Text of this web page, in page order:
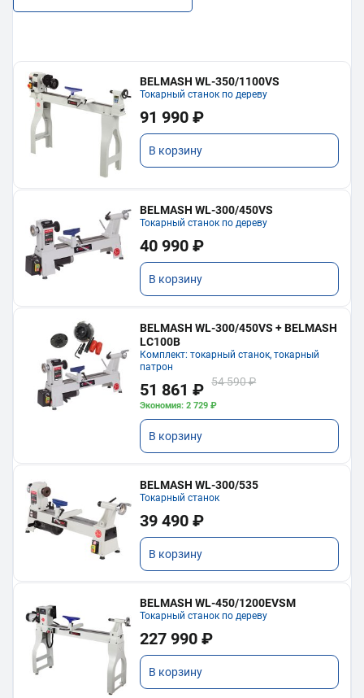
BELMASH WL-350/1100VS
Токарный станок по дереву
91 990 ₽
В корзину
BELMASH WL-300/450VS
Токарный станок по дереву
40 990 ₽
В корзину
BELMASH WL-300/450VS + BELMASH
LC100B
Комплект: токарный станок, токарный
патрон
51 861 ₽ 54 590 ₽
Экономия: 2 729 ₽
В корзину
BELMASH WL-300/535
Токарный станок
39 490 ₽
В корзину
BELMASH WL-450/1200EVSM
Токарный станок по дереву
227 990 ₽
В корзину